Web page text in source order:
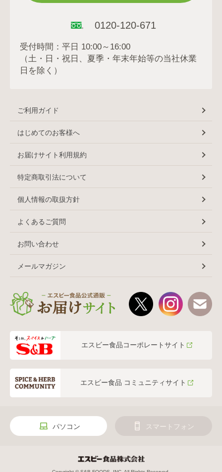
0120-120-671
受付時間：平日 10:00～16:00
（土・日・祝日、夏季・年末年始等の当社休業
日を除く）
ご利用ガイド
はじめてのお客様へ
お届けサイト利用規約
特定商取引法について
個人情報の取扱方針
よくあるご質問
お問い合わせ
メールマガジン
エスビー食品コーポレートサイト
エスビー食品 コミュニティサイト
パソコン スマートフォン